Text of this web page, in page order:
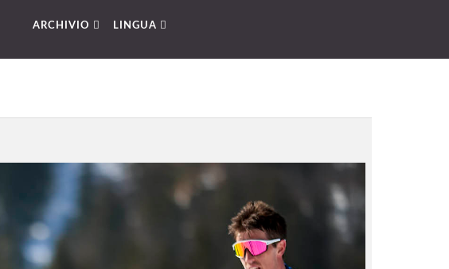
ARCHIVIO LINGUA